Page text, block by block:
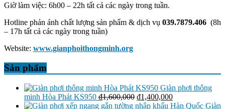
Giờ làm việc: 6h00 – 22h tất cả các ngày trong tuần.
Hotline phản ánh chất lượng sản phẩm & dịch vụ 039.7879.406 (8h
– 17h tất cả các ngày trong tuần)
Website: www.gianphoithongminh.org
Sản phẩm
Giàn phơi thông
minh Hòa Phát KS950 ₫1,600,000 Giá
gốc
₫1,400,000Giá
hiện
Giàn